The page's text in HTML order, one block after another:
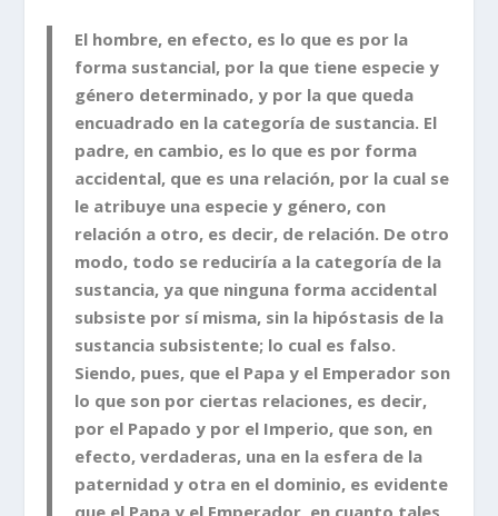
El hombre, en efecto, es lo que es por la
forma sustancial, por la que tiene especie y
género determinado, y por la que queda
encuadrado en la categoría de sustancia. El
padre, en cambio, es lo que es por forma
accidental, que es una relación, por la cual se
le atribuye una especie y género, con
relación a otro, es decir, de relación. De otro
modo, todo se reduciría a la categoría de la
sustancia, ya que ninguna forma accidental
subsiste por sí misma, sin la hipóstasis de la
sustancia subsistente; lo cual es falso.
Siendo, pues, que el Papa y el Emperador son
lo que son por ciertas relaciones, es decir,
por el Papado y por el Imperio, que son, en
efecto, verdaderas, una en la esfera de la
paternidad y otra en el dominio, es evidente
que el Papa y el Emperador, en cuanto tales,